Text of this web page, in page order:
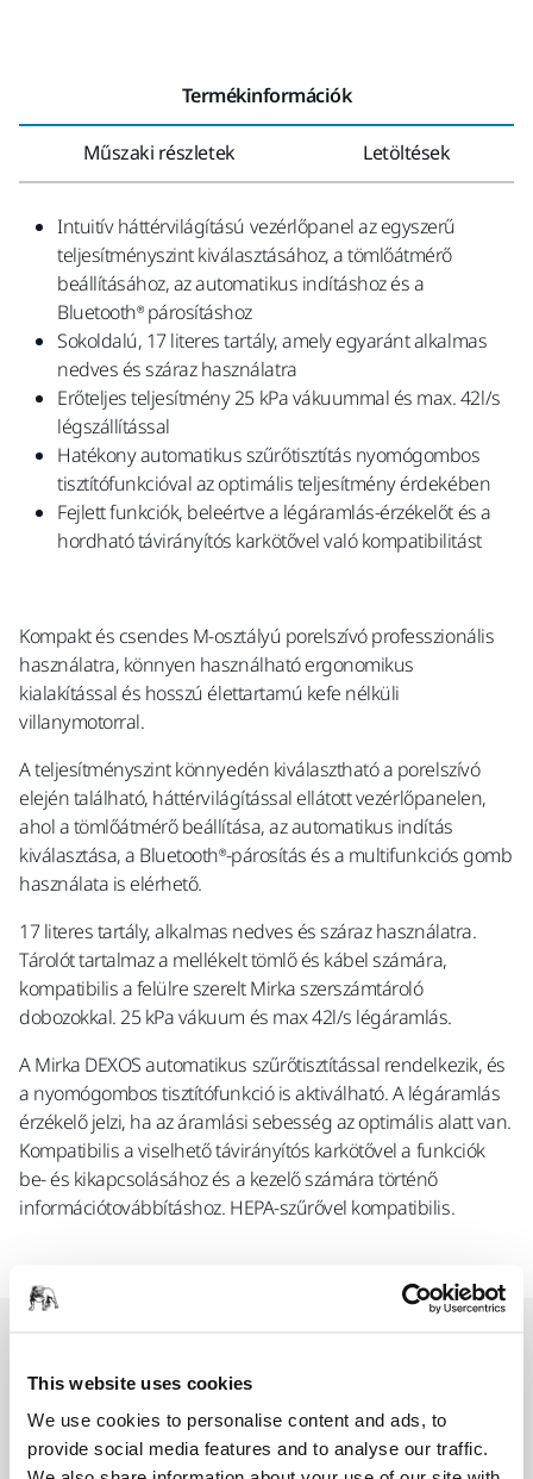
This website uses cookies
We use cookies to personalise content and ads, to
provide social media features and to analyse our traffic.
Termékinformációk
Műszaki részletek Letöltések
Intuitív háttérvilágítású vezérlőpanel az egyszerű
teljesítményszint kiválasztásához, a tömlőátmérő
beállításához, az automatikus indításhoz és a
Bluetooth® párosításhoz
Sokoldalú, 17 literes tartály, amely egyaránt alkalmas
nedves és száraz használatra
Erőteljes teljesítmény 25 kPa vákuummal és max. 42l/s
légszállítással
Hatékony automatikus szűrőtisztítás nyomógombos
tisztítófunkcióval az optimális teljesítmény érdekében
Fejlett funkciók, beleértve a légáramlás-érzékelőt és a
hordható távirányítós karkötővel való kompatibilitást
Kompakt és csendes M-osztályú porelszívó professzionális
használatra, könnyen használható ergonomikus
kialakítással és hosszú élettartamú kefe nélküli
villanymotorral.
A teljesítményszint könnyedén kiválasztható a porelszívó
elején található, háttérvilágítással ellátott vezérlőpanelen,
ahol a tömlőátmérő beállítása, az automatikus indítás
kiválasztása, a Bluetooth®-párosítás és a multifunkciós gomb
használata is elérhető.
17 literes tartály, alkalmas nedves és száraz használatra.
Tárolót tartalmaz a mellékelt tömlő és kábel számára,
kompatibilis a felülre szerelt Mirka szerszámtároló
dobozokkal. 25 kPa vákuum és max 42l/s légáramlás.
A Mirka DEXOS automatikus szűrőtisztítással rendelkezik, és
a nyomógombos tisztítófunkció is aktiválható. A légáramlás
érzékelő jelzi, ha az áramlási sebesség az optimális alatt van.
Kompatibilis a viselhető távirányítós karkötővel a funkciók
be- és kikapcsolásához és a kezelő számára történő
információtovábbításhoz. HEPA-szűrővel kompatibilis.
Cover kit Power Cable for DEXOS
MIX1212031